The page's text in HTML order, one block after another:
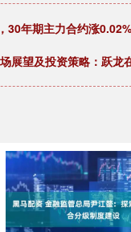
30年期主力合约涨0.02%
展望及投资策略：跃龙